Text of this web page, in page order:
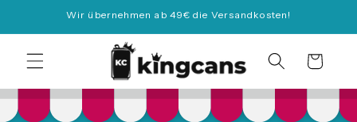
Inhalt
Wir übernehmen ab 49€ die Versandkosten!
Warenkorb